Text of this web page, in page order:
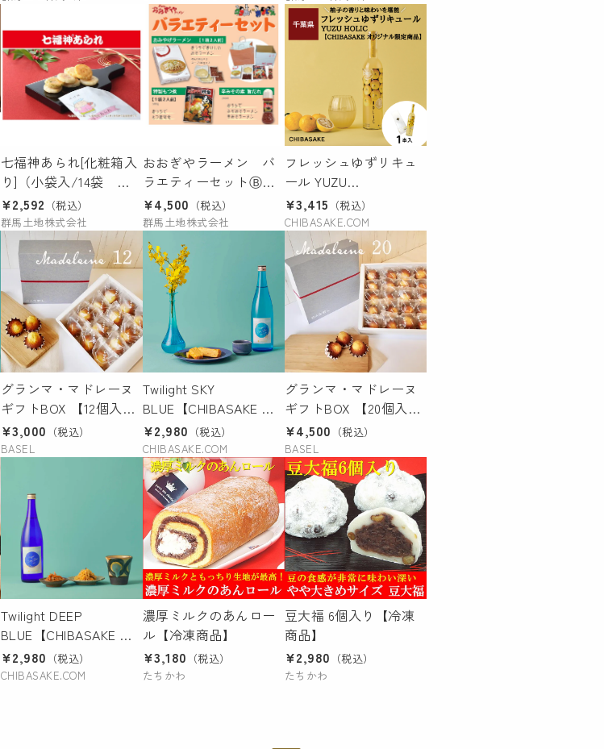
七福神あられ[化粧箱入
り]（小袋入/14袋
320g）（AA-3)
¥2,592 （税込）
群馬土地株式会社
おおぎやラーメン バ
ラエティーセットⒷセ
ット（おみやげラーメ
ン ✕ ３（６人前）
＋ 特製もつ煮 ✕
２
¥4,500 （税込）
群馬土地株式会社
フレッシュゆずリキュ
ール YUZU
HOLIC【CHIBASAKE オ
リジナル限定商品】
【冷蔵商品】
¥3,415 （税込）
CHIBASAKE.COM
グランマ・マドレーヌ
ギフトBOX 【12個入
り】
¥3,000 （税込）
BASEL
Twilight SKY
BLUE【CHIBASAKE オ
リジナル限定商品】
¥2,980 （税込）
CHIBASAKE.COM
グランマ・マドレーヌ
ギフトBOX 【20個入
り】
¥4,500 （税込）
BASEL
Twilight DEEP
BLUE【CHIBASAKE オ
リジナル限定商品】
¥2,980 （税込）
CHIBASAKE.COM
濃厚ミルクのあんロー
ル【冷凍商品】
¥3,180 （税込）
たちかわ
豆大福 6個入り【冷凍
商品】
¥2,980 （税込）
たちかわ